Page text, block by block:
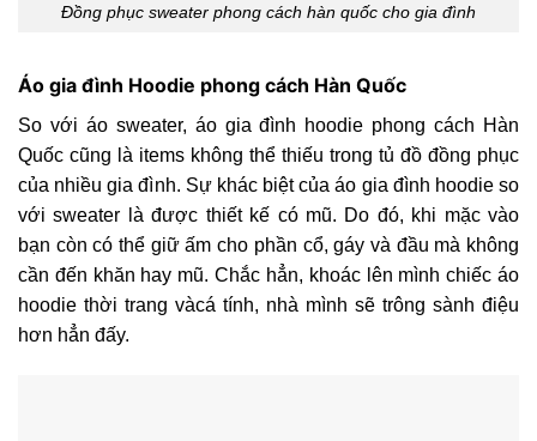
Đồng phục sweater phong cách hàn quốc cho gia đình
Áo gia đình Hoodie phong cách Hàn Quốc
So với áo sweater, áo gia đình hoodie phong cách Hàn
Quốc cũng là items không thể thiếu trong tủ đồ đồng phục
của nhiều gia đình. Sự khác biệt của áo gia đình hoodie so
với sweater là được thiết kế có mũ. Do đó, khi mặc vào
bạn còn có thể giữ ấm cho phần cổ, gáy và đầu mà không
cần đến khăn hay mũ. Chắc hẳn, khoác lên mình chiếc áo
hoodie thời trang vàcá tính, nhà mình sẽ trông sành điệu
hơn hẳn đấy.